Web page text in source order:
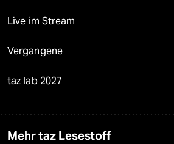
Live im Stream
Vergangene
taz lab 2027
Mehr taz Lesestoff